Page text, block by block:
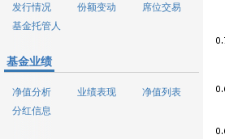
发行情况
份额变动
席位交易
基金托管人
基金业绩
净值分析 业绩表现
净值列表
分红信息